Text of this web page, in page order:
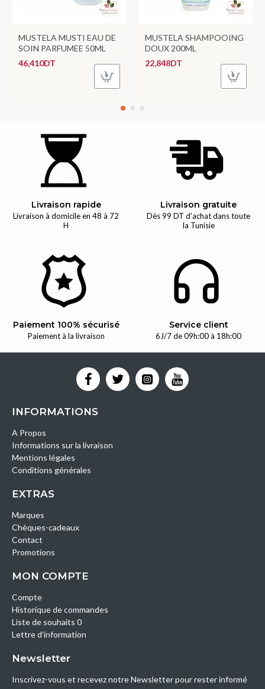
MUSTELA MUSTI EAU DE
SOIN PARFUMEE 50ML
46,410DT
MUSTELA SHAMPOOING
DOUX 200ML
22,848DT
Livraison rapide
Livraison à domicile en 48 à 72
H
Livraison gratuite
Dès 99 DT d'achat dans toute
la Tunisie
Paiement 100% sécurisé
Paiement à la livraison
Service client
6J/7 de 09h:00 à 18h:00
INFORMATIONS
A Propos
Informations sur la livraison
Mentions légales
Conditions générales
EXTRAS
Marques
Chèques-cadeaux
Contact
Promotions
MON COMPTE
Compte
Historique de commandes
Liste de souhaits 0
Lettre d’information
Newsletter
Inscrivez-vous et recevez notre Newsletter pour rester informé